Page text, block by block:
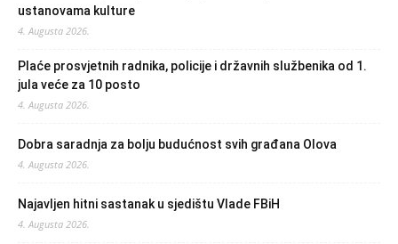
ustanovama kulture
4. Augusta 2026.
Plaće prosvjetnih radnika, policije i državnih službenika od 1.
jula veće za 10 posto
4. Augusta 2026.
Dobra saradnja za bolju budućnost svih građana Olova
4. Augusta 2026.
Najavljen hitni sastanak u sjedištu Vlade FBiH
4. Augusta 2026.